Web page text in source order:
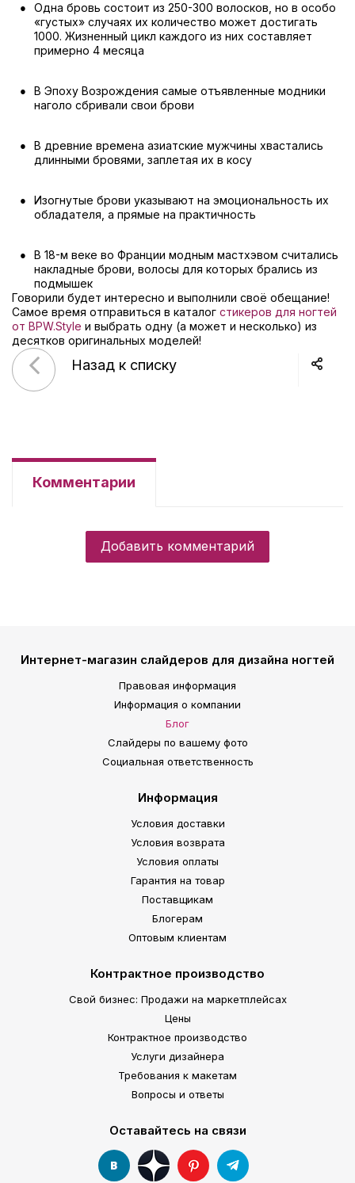
Одна бровь состоит из 250-300 волосков, но в особо
«густых» случаях их количество может достигать
1000. Жизненный цикл каждого из них составляет
примерно 4 месяца
В Эпоху Возрождения самые отъявленные модники
наголо сбривали свои брови
В древние времена азиатские мужчины хвастались
длинными бровями, заплетая их в косу
Изогнутые брови указывают на эмоциональность их
обладателя, а прямые на практичность
В 18-м веке во Франции модным мастхэвом считались
накладные брови, волосы для которых брались из
подмышек
Говорили будет интересно и выполнили своё обещание!
Самое время отправиться в каталог стикеров для ногтей
от BPW.Style и выбрать одну (а может и несколько) из
десятков оригинальных моделей!
Назад к списку
Комментарии
Добавить комментарий
Интернет-магазин слайдеров для дизайна ногтей
Правовая информация
Информация о компании
Блог
Слайдеры по вашему фото
Социальная ответственность
Информация
Условия доставки
Условия возврата
Условия оплаты
Гарантия на товар
Поставщикам
Блогерам
Оптовым клиентам
Контрактное производство
Свой бизнес: Продажи на маркетплейсах
Цены
Контрактное производство
Услуги дизайнера
Требования к макетам
Вопросы и ответы
Оставайтесь на связи